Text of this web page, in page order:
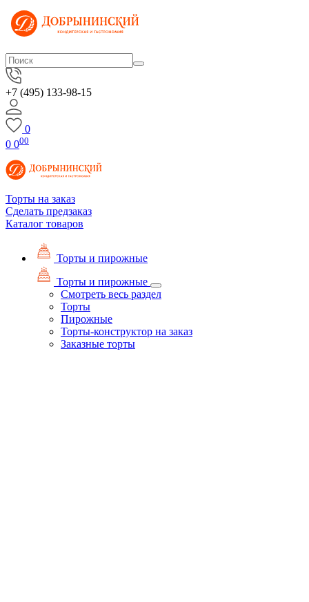
+7 (495) 133-98-15
0
0 000
Торты на заказ
Сделать предзаказ
Каталог товаров
Торты и пирожные
Торты и пирожные
Смотреть весь раздел
Торты
Пирожные
Торты-конструктор на заказ
Заказные торты